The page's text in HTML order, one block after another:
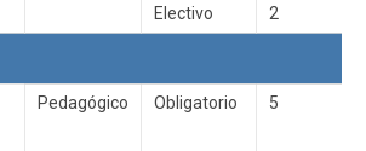
Electivo 2
Pedagógico Obligatorio 5